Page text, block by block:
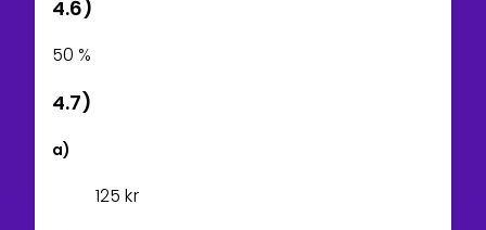
4.6)
50 %
4.7)
a)
125 kr